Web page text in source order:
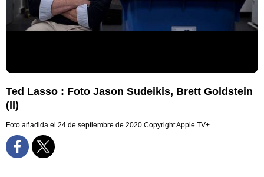
Ted Lasso : Foto Jason Sudeikis, Brett Goldstein
(II)
Foto añadida el 24 de septiembre de 2020 Copyright Apple TV+